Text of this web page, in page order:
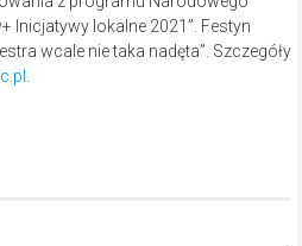
Inicjatywy lokalne 2021”. Festyn
wcale nie taka nadęta”. Szczegóły